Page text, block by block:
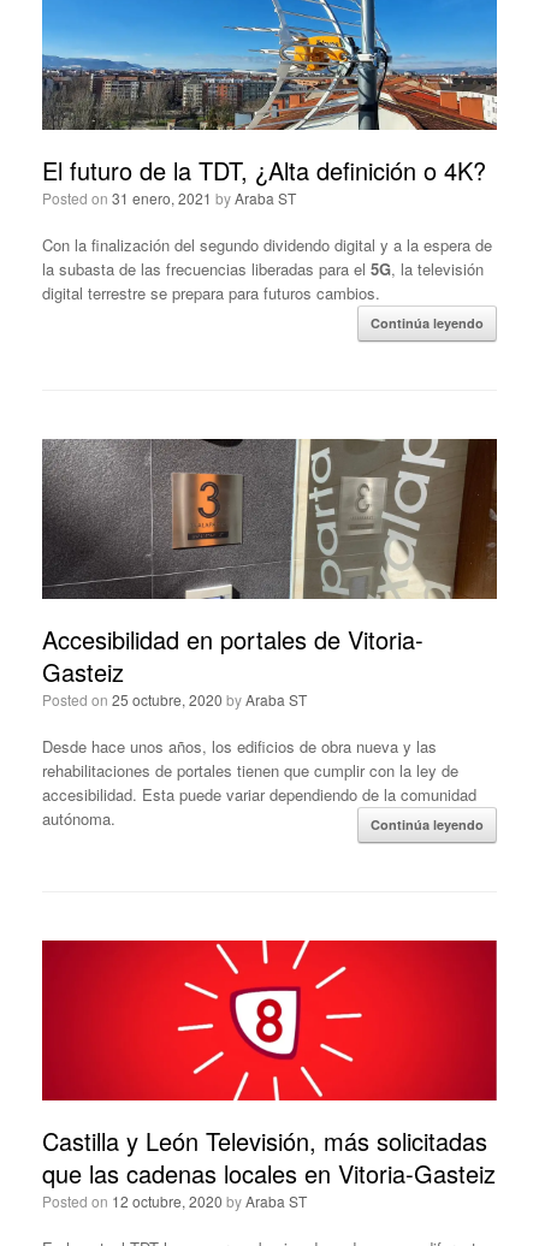
El futuro de la TDT, ¿Alta definición o 4K?
Posted on 31 enero, 2021 byAraba ST
Con la finalización del segundo dividendo digital y a la espera de
la subasta de las frecuencias liberadas para el 5G, la televisión
digital terrestre se prepara para futuros cambios.
Continúa leyendo
Accesibilidad en portales de Vitoria-
Gasteiz
Posted on 25 octubre, 2020 byAraba ST
Desde hace unos años, los edificios de obra nueva y las
rehabilitaciones de portales tienen que cumplir con la ley de
accesibilidad. Esta puede variar dependiendo de la comunidad
autónoma.
Continúa leyendo
Castilla y León Televisión, más solicitadas
que las cadenas locales en Vitoria-Gasteiz
Posted on 12 octubre, 2020 byAraba ST